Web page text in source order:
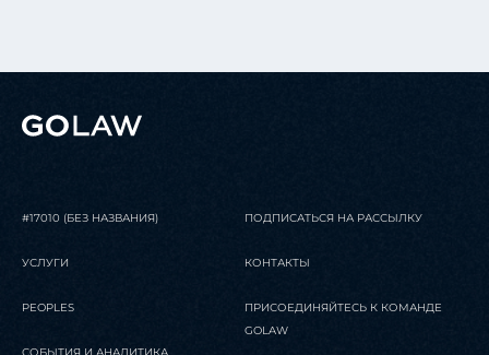
#17010 (БЕЗ НАЗВАНИЯ)
УСЛУГИ
PEOPLES
ПОДПИСАТЬСЯ НА РАССЫЛКУ
КОНТАКТЫ
ПРИСОЕДИНЯЙТЕСЬ К КОМАНДЕ
GOLAW